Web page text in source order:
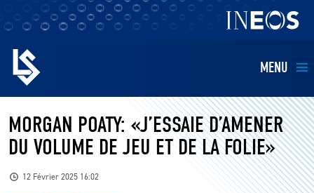
MENU
EQUIPES
BILLETTERIE
MORGAN POATY: «J’ESSAIE D’AMENER
DU VOLUME DE JEU ET DE LA FOLIE»
12 Février 2025 16:02